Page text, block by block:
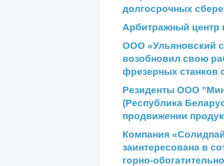
долгосрочных
Арбитражный
ООО «Ульяновский
возобновил свою
фрезерных станков
Резиденты ООО
(Республика
продвижении
Компания
заинтересована в
горно-